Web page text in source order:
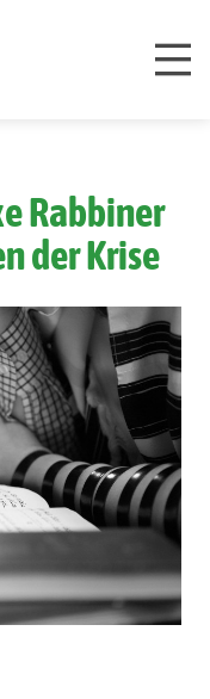
Rabbiner
der Krise